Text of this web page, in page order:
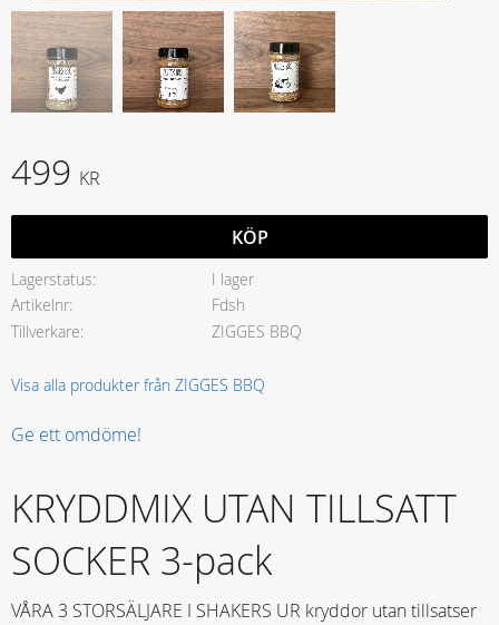
499 KR
KÖP
Lagerstatus
I lager
Artikelnr
Fdsh
Tillverkare
ZIGGES BBQ
Visa alla produkter från ZIGGES BBQ
Ge ett omdöme!
KRYDDMIX UTAN TILLSATT
SOCKER 3-pack
VÅRA 3 STORSÄLJARE I SHAKERS UR kryddor utan tillsatser